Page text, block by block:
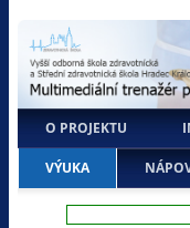
O PROJEKTU
VÝUKA